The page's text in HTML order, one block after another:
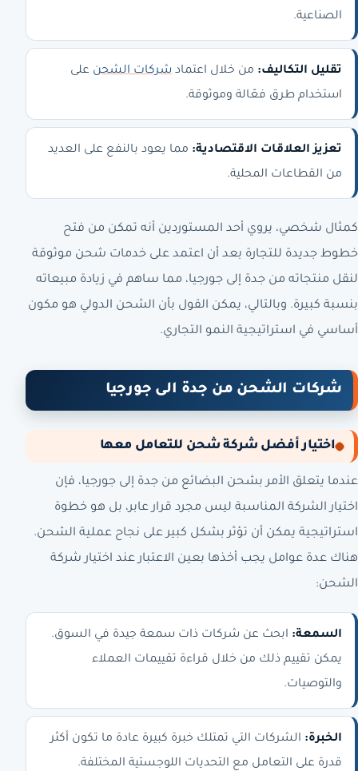
الصناعية.
تقليل التكاليف: من خلال اعتماد شركات الشحن على
استخدام طرق فعّالة وموثوقة.
تعزيز العلاقات الاقتصادية: مما يعود بالنفع على العديد
من القطاعات المحلية.
كمثال شخصي، يروي أحد المستوردين أنه تمكن من فتح
خطوط جديدة للتجارة بعد أن اعتمد على خدمات شحن موثوقة
لنقل منتجاته من جدة إلى جورجيا، مما ساهم في زيادة مبيعاته
بنسبة كبيرة. وبالتالي، يمكن القول بأن الشحن الدولي هو مكون
أساسي في استراتيجية النمو التجاري.
شركات الشحن من جدة الى جورجيا
اختيار أفضل شركة شحن للتعامل معها
عندما يتعلق الأمر بشحن البضائع من جدة إلى جورجيا، فإن
اختيار الشركة المناسبة ليس مجرد قرار عابر، بل هو خطوة
استراتيجية يمكن أن تؤثر بشكل كبير على نجاح عملية الشحن.
هناك عدة عوامل يجب أخذها بعين الاعتبار عند اختيار شركة
الشحن:
السمعة: ابحث عن شركات ذات سمعة جيدة في السوق.
يمكن تقييم ذلك من خلال قراءة تقييمات العملاء
والتوصيات.
الخبرة: الشركات التي تمتلك خبرة كبيرة عادة ما تكون أكثر
قدرة على التعامل مع التحديات اللوجستية المختلفة.